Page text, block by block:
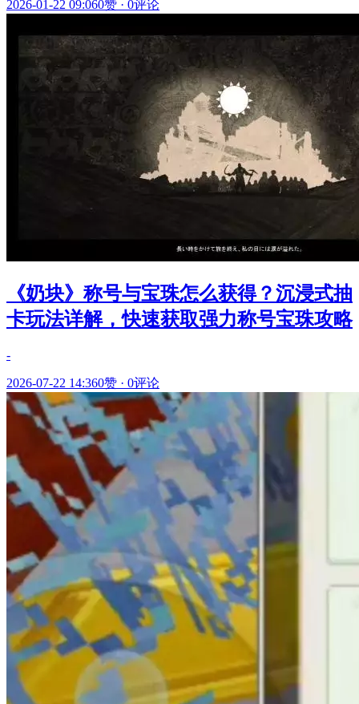
2026-01-22 09:060赞 · 0评论
《奶块》称号与宝珠怎么获得？沉浸式抽
卡玩法详解，快速获取强力称号宝珠攻略
-
2026-07-22 14:360赞 · 0评论